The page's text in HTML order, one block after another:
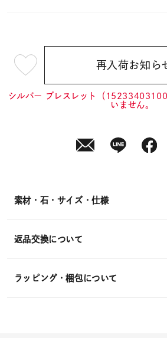
価格 ¥0
¥12,100 (tax
in)
再入荷お知ら
シルバー ブレスレット（
いません。
素材・石・サイズ・仕様
返品交換について
ラッピング・梱包について